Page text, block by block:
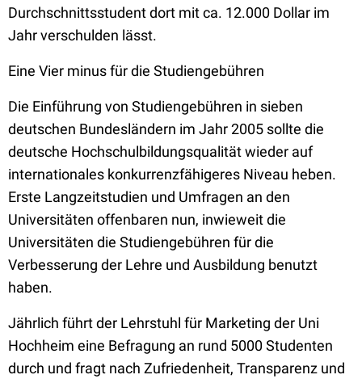
Durchschnittsstudent dort mit ca. 12.000 Dollar im
Jahr verschulden lässt.
Eine Vier minus für die Studiengebühren
Die Einführung von Studiengebühren in sieben
deutschen Bundesländern im Jahr 2005 sollte die
deutsche Hochschulbildungsqualität wieder auf
internationales konkurrenzfähigeres Niveau heben.
Erste Langzeitstudien und Umfragen an den
Universitäten offenbaren nun, inwieweit die
Universitäten die Studiengebühren für die
Verbesserung der Lehre und Ausbildung benutzt
haben.
Jährlich führt der Lehrstuhl für Marketing der Uni
Hochheim eine Befragung an rund 5000 Studenten
durch und fragt nach Zufriedenheit, Transparenz und